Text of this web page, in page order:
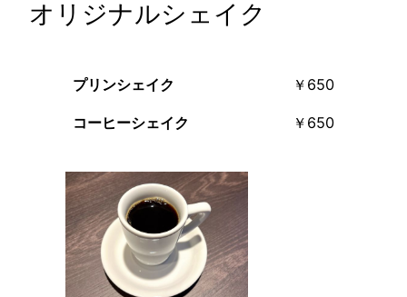
オリジナルシェイク
プリンシェイク ￥650
コーヒーシェイク ￥650